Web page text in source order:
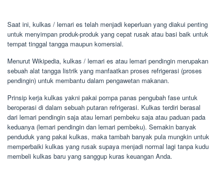
Saat ini, kulkas / lemari es telah menjadi keperluan yang diakui penting
untuk menyimpan produk-produk yang cepat rusak atau basi baik untuk
tempat tinggal tangga maupun komersial.
Menurut Wikipedia, kulkas / lemari es atau lemari pendingin merupakan
sebuah alat tangga listrik yang manfaatkan proses refrigerasi (proses
pendingin) untuk membantu dalam pengawetan makanan.
Prinsip kerja kulkas yakni pakai pompa panas pengubah fase untuk
beroperasi di dalam sebuah putaran refrigerasi. Kulkas terdiri berasal
dari lemari pendingin saja atau lemari pembeku saja atau paduan pada
keduanya (lemari pendingin dan lemari pembeku). Semakin banyak
penduduk yang pakai kulkas, maka tambah banyak pula mungkin untuk
memperbaiki kulkas yang rusak supaya menjadi normal lagi tanpa kudu
membeli kulkas baru yang sanggup kuras keuangan Anda.